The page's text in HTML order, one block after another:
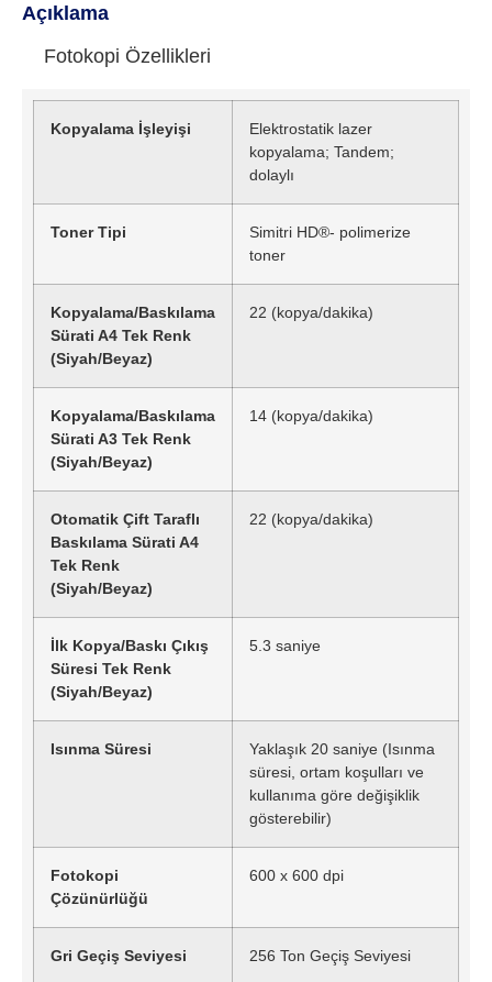
Açıklama
Fotokopi Özellikleri
Kopyalama İşleyişi
Elektrostatik lazer
kopyalama; Tandem;
dolaylı
Toner Tipi
Simitri HD®- polimerize
toner
Kopyalama/Baskılama
Sürati A4 Tek Renk
(Siyah/Beyaz)
22 (kopya/dakika)
Kopyalama/Baskılama
Sürati A3 Tek Renk
(Siyah/Beyaz)
14 (kopya/dakika)
Otomatik Çift Taraflı
Baskılama Sürati A4
Tek Renk
(Siyah/Beyaz)
22 (kopya/dakika)
İlk Kopya/Baskı Çıkış
Süresi Tek Renk
(Siyah/Beyaz)
5.3 saniye
Isınma Süresi
Yaklaşık 20 saniye (Isınma
süresi, ortam koşulları ve
kullanıma göre değişiklik
gösterebilir)
Fotokopi
Çözünürlüğü
600 x 600 dpi
Gri Geçiş Seviyesi 256 Ton Geçiş Seviyesi